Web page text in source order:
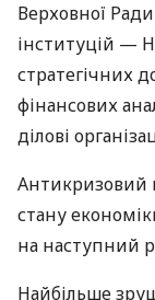
Верховної
інституцій —
стратегічних
фінансових
ділові
Антикризовий
стану
на наступний
Найбільше